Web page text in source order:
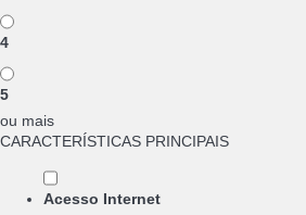
4
5
ou mais
CARACTERÍSTICAS PRINCIPAIS
Acesso Internet